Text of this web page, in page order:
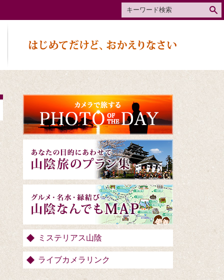
ミステリアス山陰
ライブカメラリンク